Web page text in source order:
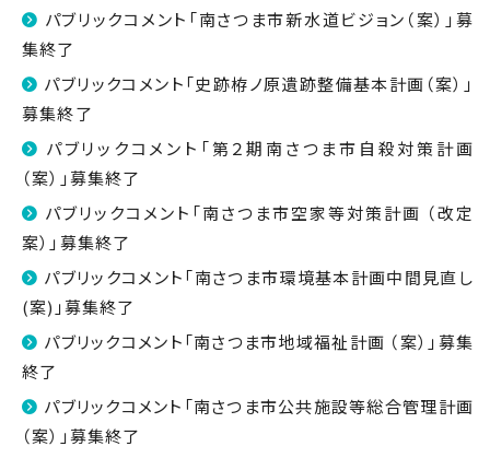
パブリックコメント「南さつま市新水道ビジョン（案）」募
集終了
パブリックコメント「史跡栫ノ原遺跡整備基本計画（案）」
募集終了
パブリックコメント「第２期南さつま市自殺対策計画
（案）」募集終了
パブリックコメント「南さつま市空家等対策計画 （改定
案）」募集終了
パブリックコメント「南さつま市環境基本計画中間見直し
(案)」募集終了
パブリックコメント「南さつま市地域福祉計画 （案）」募集
終了
パブリックコメント「南さつま市公共施設等総合管理計画
（案）」募集終了